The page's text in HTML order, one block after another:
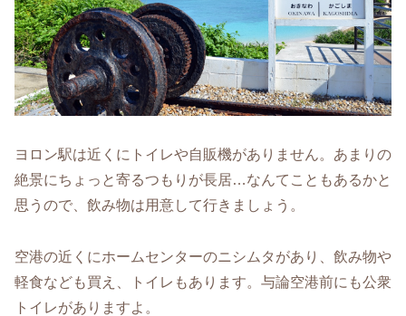
ヨロン駅は近くにトイレや自販機がありません。あまりの
絶景にちょっと寄るつもりが長居…なんてこともあるかと
思うので、飲み物は用意して行きましょう。
空港の近くにホームセンターのニシムタがあり、飲み物や
軽食なども買え、トイレもあります。与論空港前にも公衆
トイレがありますよ。